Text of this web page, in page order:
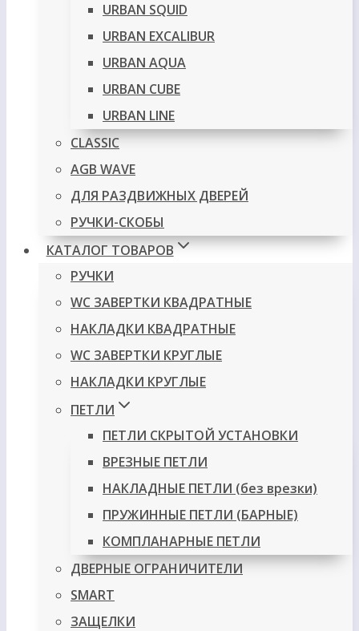
URBAN SQUID
URBAN EXCALIBUR
URBAN AQUA
URBAN CUBE
URBAN LINE
CLASSIC
AGB WAVE
ДЛЯ РАЗДВИЖНЫХ ДВЕРЕЙ
РУЧКИ-СКОБЫ
КАТАЛОГ ТОВАРОВ
РУЧКИ
WC ЗАВЕРТКИ КВАДРАТНЫЕ
НАКЛАДКИ КВАДРАТНЫЕ
WC ЗАВЕРТКИ КРУГЛЫЕ
НАКЛАДКИ КРУГЛЫЕ
ПЕТЛИ
ПЕТЛИ СКРЫТОЙ УСТАНОВКИ
ВРЕЗНЫЕ ПЕТЛИ
НАКЛАДНЫЕ ПЕТЛИ (без врезки)
ПРУЖИННЫЕ ПЕТЛИ (БАРНЫЕ)
КОМПЛАНАРНЫЕ ПЕТЛИ
ДВЕРНЫЕ ОГРАНИЧИТЕЛИ
SMART
ЗАЩЕЛКИ